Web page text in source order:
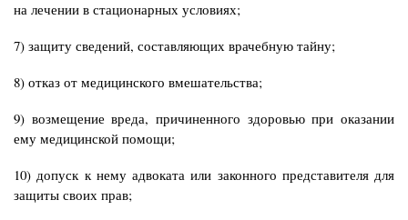
на лечении в стационарных условиях;
7) защиту сведений, составляющих врачебную тайну;
8) отказ от медицинского вмешательства;
9) возмещение вреда, причиненного здоровью при оказании
ему медицинской помощи;
10) допуск к нему адвоката или законного представителя для
защиты своих прав;